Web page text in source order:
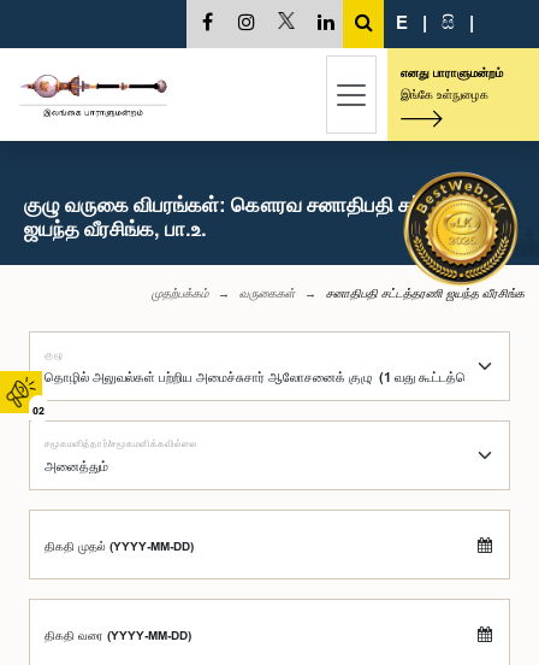
02
E | සි |
எனது பாராளுமன்றம்
இங்கே உள்நுழைக
குழு வருகை விபரங்கள்: கௌரவ சனாதிபதி சட்டத்தரணி
ஜயந்த வீரசிங்க, பா.உ.
முதற்பக்கம் வருகைகள் சனாதிபதி சட்டத்தரணி ஜயந்த வீரசிங்க
குழு
சமூகமளித்தார்/சமூகமளிக்கவில்லை
திகதி முதல் (YYYY-MM-DD)
திகதி வரை (YYYY-MM-DD)